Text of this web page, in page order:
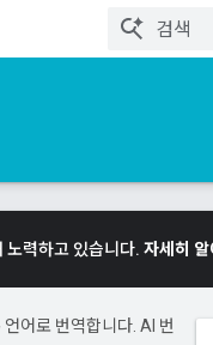
력하고 있습니다. 자세히 알
어로 번역합니다. AI 번